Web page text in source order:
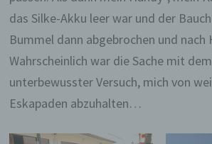
das Silke-Akku leer war und der
Bummel dann abgebrochen und nach
Wahrscheinlich war die Sache mit
unterbewusster Versuch, mich von
Eskapaden abzuhalten…